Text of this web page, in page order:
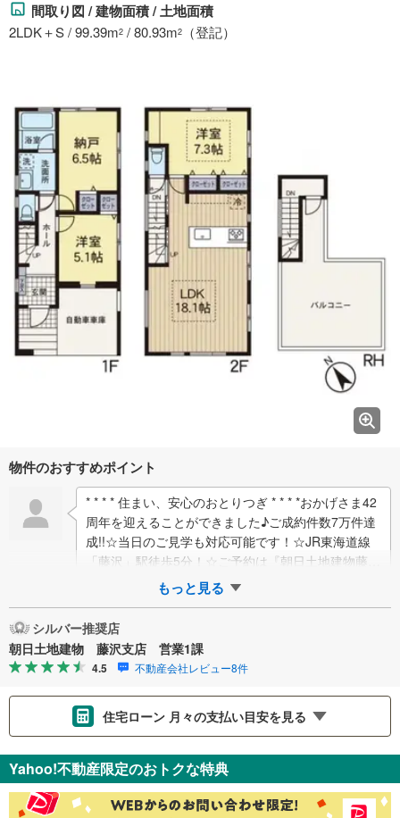
間取り図 / 建物面積 / 土地面積
2LDK＋S / 99.39m2 / 80.93m2 （登記）
物件のおすすめポイント
* * * * 住まい、安心のおとりつぎ * * * *おかげさま42
周年を迎えることができました♪ご成約件数7万件達
成!!☆当日のご見学も対応可能です！☆JR東海道線
「藤沢」駅徒歩5分！☆ご予約は『朝日土地建物藤沢
店』まで！朝日…もっと見る
シルバー推奨店
朝日土地建物 藤沢支店 営業1課
4.5 不動産会社レビュー8件
住宅ローン 月々の支払い目安を見る
金利 ％
Yahoo!不動産限定のおトクな特典